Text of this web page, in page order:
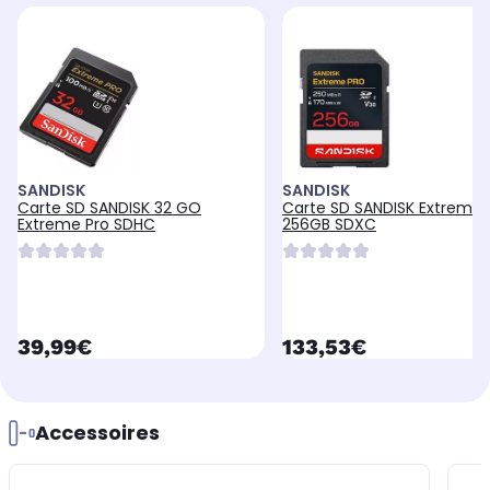
SANDISK
Carte SD SANDISK 32 GO
Extreme Pro SDHC
currentPrice
39,99€
SANDISK
Carte SD SANDISK Extreme
256GB SDXC
currentPrice
133,53€
Accessoires